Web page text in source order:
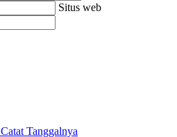
Situs web
Tanggalnya